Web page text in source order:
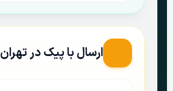
ارسال با پیک در تهران